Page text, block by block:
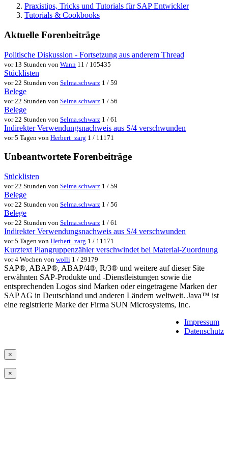
Praxistips, Tricks und Tutorials für SAP Entwickler
Tutorials & Cookbooks
Aktuelle Forenbeiträge
Politische Diskussion - Fortsetzung aus anderem Thread
vor 13 Stunden von Wann 11 / 165435
Stücklisten
vor 22 Stunden von Selma.schwarz 1 / 59
Belege
vor 22 Stunden von Selma.schwarz 1 / 56
Belege
vor 22 Stunden von Selma.schwarz 1 / 61
Indirekter Verwendungsnachweis aus S/4 verschwunden
vor 5 Tagen von Herbert_zarg 1 / 11171
Unbeantwortete Forenbeiträge
Stücklisten
vor 22 Stunden von Selma.schwarz 1 / 59
Belege
vor 22 Stunden von Selma.schwarz 1 / 56
Belege
vor 22 Stunden von Selma.schwarz 1 / 61
Indirekter Verwendungsnachweis aus S/4 verschwunden
vor 5 Tagen von Herbert_zarg 1 / 11171
Kurztext Plangruppenzähler verschwindet bei Material-Zuordnung
vor 4 Wochen von wolli 1 / 29179
SAP®, ABAP®, ABAP/4®, R/3® und weitere auf dieser Site
erwähnten SAP-Produkte und -Dienstleistungen sowie die
entsprechenden Logos sind Marken oder eingetragene Marken der
SAP AG in Deutschland und anderen Ländern weltweit. Java™ ist
eine registrierte Marke der Firma SUN Microsystems, Inc.
Impressum
Datenschutz
×
×